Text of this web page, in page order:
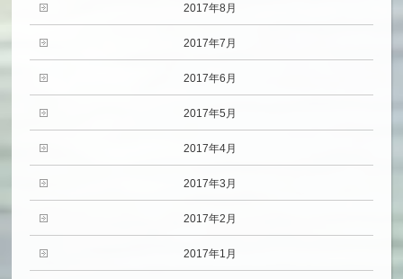
2017年8月
2017年7月
2017年6月
2017年5月
2017年4月
2017年3月
2017年2月
2017年1月